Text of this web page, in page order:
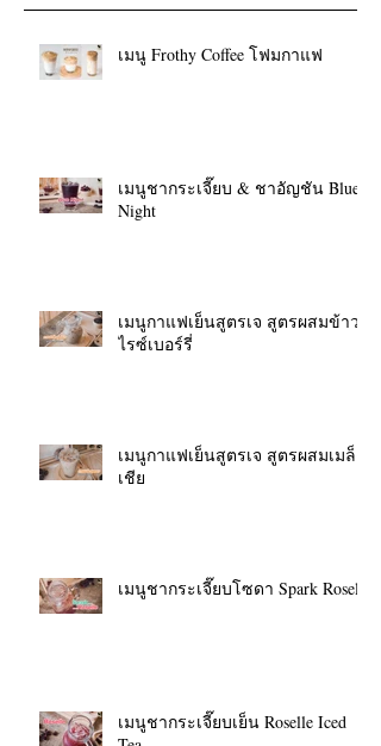
เมนู Frothy Coffee โฟมกาแฟ
เมนูชากระเจี๊ยบ & ชาอัญชัน Blue
Night
เมนูกาแฟเย็นสูตรเจ สูตรผสมข้าว
ไรซ์เบอร์รี่
เมนูกาแฟเย็นสูตรเจ สูตรผสมเมล็ด
เชีย
เมนูชากระเจี๊ยบโซดา Spark Roselle
เมนูชากระเจี๊ยบเย็น Roselle Iced